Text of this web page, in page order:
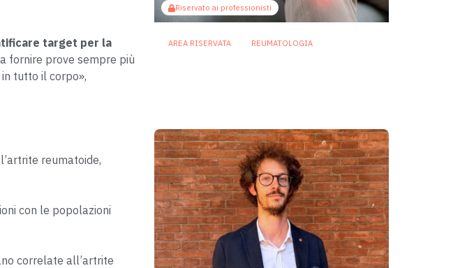
target per la
fornire prove sempre più
tutto il corpo»,
reumatoide,
con le popolazioni
correlate all’artrite
Riservato ai professionisti
AREA RISERVATA REUMATOLOGIA